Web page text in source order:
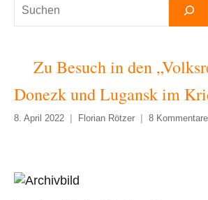
Suchen
Zu Besuch in den
Donezk und Lugansk im
8. April 2022 Florian Rötzer 8 Kommentare